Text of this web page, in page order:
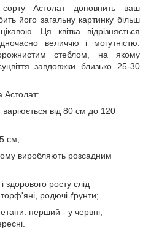
сорту Астолат доповнить ваш
його загальну картинку більш
Ця квітка відрізняється
величчю і могутністю.
стеблом, на якому
завдовжки близько 25-30
Астолат:
від 80 см до 120
см;
виробляють розсадним
здорового росту слід
родючі ґрунти;
етапи: перший - у червні,